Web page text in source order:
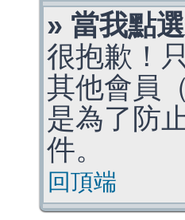
» 當我點
很抱歉！
其他會員
是為了防
件。
回頂端